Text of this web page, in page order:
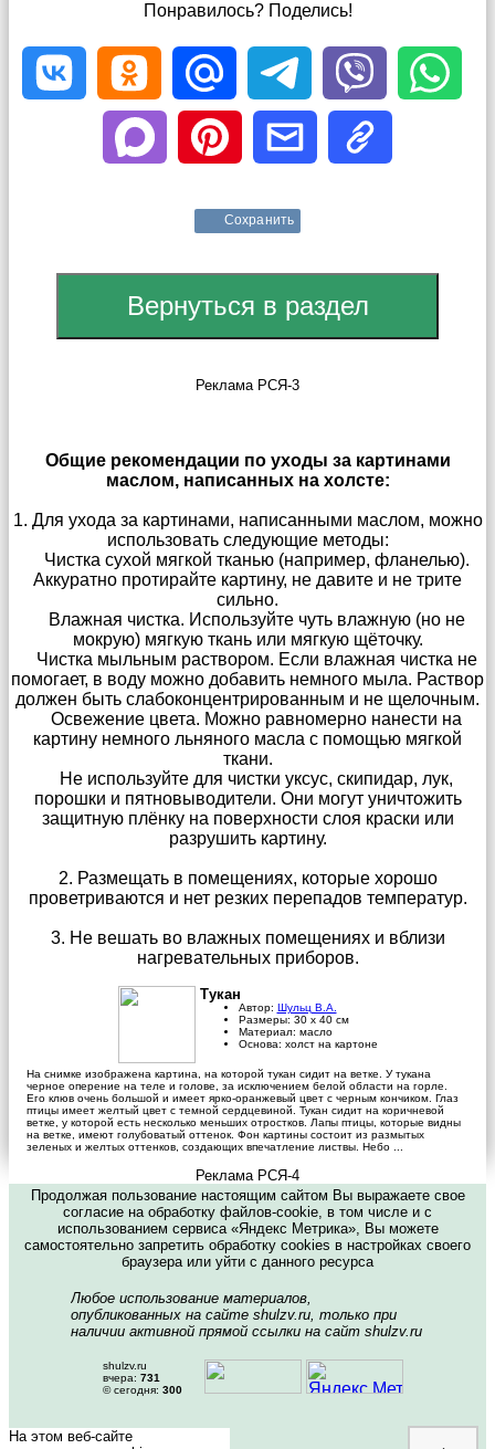
Понравилось? Поделись!
Сохранить
Реклама РСЯ-3
Общие рекомендации по уходы за картинами
маслом, написанных на холсте:
1. Для ухода за картинами, написанными маслом, можно
использовать следующие методы:
Чистка сухой мягкой тканью (например, фланелью).
Аккуратно протирайте картину, не давите и не трите
сильно.
Влажная чистка. Используйте чуть влажную (но не
мокрую) мягкую ткань или мягкую щёточку.
Чистка мыльным раствором. Если влажная чистка не
помогает, в воду можно добавить немного мыла. Раствор
должен быть слабоконцентрированным и не щелочным.
Освежение цвета. Можно равномерно нанести на
картину немного льняного масла с помощью мягкой
ткани.
Не используйте для чистки уксус, скипидар, лук,
порошки и пятновыводители. Они могут уничтожить
защитную плёнку на поверхности слоя краски или
разрушить картину.
2. Размещать в помещениях, которые хорошо
проветриваются и нет резких перепадов температур.
3. Не вешать во влажных помещениях и вблизи
нагревательных приборов.
Тукан
Автор: Шульц В.А.
Размеры: 30х 40см
Материал: масло
Основа: холст на картоне
На снимке изображена картина, на которой тукан сидит на ветке. У тукана
черное оперение на теле и голове, за исключением белой области на горле.
Его клюв очень большой и имеет ярко-оранжевый цвет с черным кончиком. Глаз
птицы имеет желтый цвет с темной сердцевиной. Тукан сидит на коричневой
ветке, у которой есть несколько меньших отростков. Лапы птицы, которые видны
на ветке, имеют голубоватый оттенок. Фон картины состоит из размытых
зеленых и желтых оттенков, создающих впечатление листвы. Небо ...
Реклама РСЯ-4
Продолжая пользование настоящим сайтом Вы выражаете свое
согласие на обработку файлов-cookie, в том числе и с
использованием сервиса «Яндекс Метрика», Вы можете
самостоятельно запретить обработку cookies в настройках своего
браузера или уйти с данного ресурса
Любое использование материалов,
опубликованных на сайте shulzv.ru, только при
наличии активной прямой ссылки на сайт shulzv.ru
shulzv.ru
вчера: 731
© сегодня: 300
На этом веб-сайте